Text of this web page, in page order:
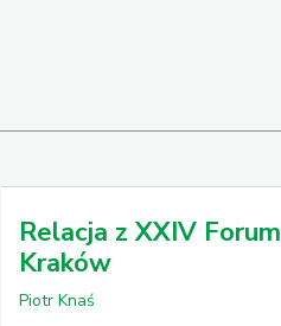
Relacja z XXIV Forum
Kraków
Piotr Knaś